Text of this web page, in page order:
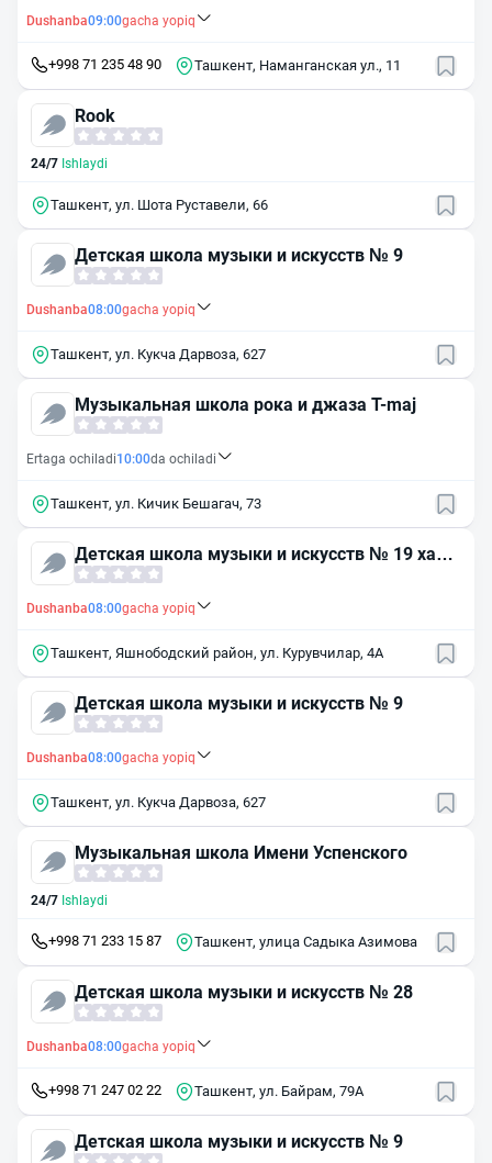
Dushanba09:00gacha yopiq
+998 71 235 48 90 Ташкент, Наманганская ул., 11
Rook
24/7 Ishlaydi
Ташкент, ул. Шота Руставели, 66
Детская школа музыки и искусств № 9
Dushanba08:00gacha yopiq
Ташкент, ул. Кукча Дарвоза, 627
Музыкальная школа рока и джаза T-maj
Ertaga ochiladi10:00da ochiladi
Ташкент, ул. Кичик Бешагач, 73
Детская школа музыки и искусств № 19 хамз
инского района
Dushanba08:00gacha yopiq
Ташкент, Яшнободский район, ул. Курувчилар, 4А
Детская школа музыки и искусств № 9
Dushanba08:00gacha yopiq
Ташкент, ул. Кукча Дарвоза, 627
Музыкальная школа Имени Успенского
24/7 Ishlaydi
+998 71 233 15 87 Ташкент, улица Садыка Азимова
Детская школа музыки и искусств № 28
Dushanba08:00gacha yopiq
+998 71 247 02 22 Ташкент, ул. Байрам, 79A
Детская школа музыки и искусств № 9